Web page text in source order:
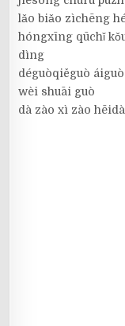
lǎo biǎo zìchēng
hóngxīng qūchǐ
dìng
déguòqiěguò
wèi shuāi guò
dà zào xì zào